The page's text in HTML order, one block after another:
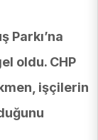
Parkı’na
oldu. CHP
işçilerin